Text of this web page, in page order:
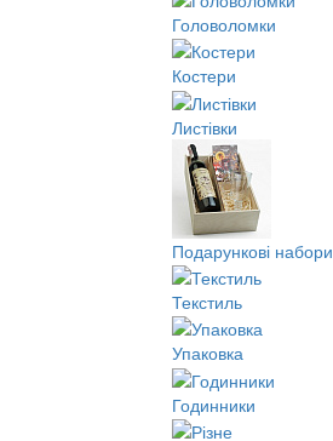
Головоломки
Костери
Листівки
Подарункові набори
Текстиль
Упаковка
Годинники